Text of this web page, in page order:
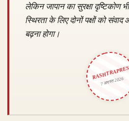
लेकिन जापान का सुरक्षा दृष्टिकोण
स्थिरता के लिए दोनों पक्षों को
बढ़ना होगा।
7 अगस्त 2026